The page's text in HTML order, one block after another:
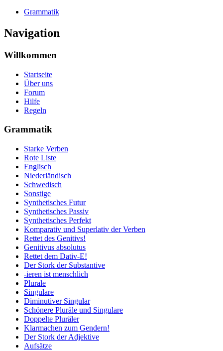
Grammatik
Navigation
Willkommen
Startseite
Über uns
Forum
Hilfe
Regeln
Grammatik
Starke Verben
Rote Liste
Englisch
Niederländisch
Schwedisch
Sonstige
Synthetisches Futur
Synthetisches Passiv
Synthetisches Perfekt
Komparativ und Superlativ der Verben
Rettet des Genitivs!
Genitivus absolutus
Rettet dem Dativ-E!
Der Stork der Substantive
-ieren ist menschlich
Plurale
Singulare
Diminutiver Singular
Schönere Pluräle und Singulare
Doppelte Pluräler
Klarmachen zum Gendern!
Der Stork der Adjektive
Aufsätze